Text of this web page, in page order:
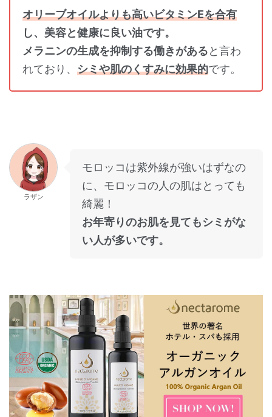
オリーブオイルよりも高いビタミンEを合有
し、美容と健康に良い油です。
メラニンの生成を抑制する働きがあると言わ
れており、 シミや肌のくすみに効果的です。
ラザン
モロッコは紫外線が強いはずなの
に、モロッコの人の肌はとっても
綺麗！
お年寄りのお肌を見てもシミがな
い人が多いです。